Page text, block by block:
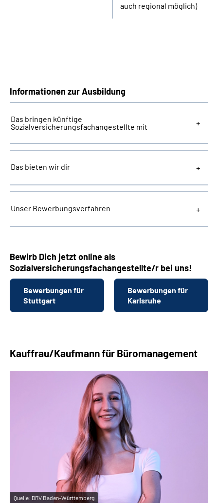
auch regional möglich)
Informationen zur Ausbildung
Das bringen künftige
Sozialversicherungsfachangestellte mit
Das bieten wir dir
Unser Bewerbungsverfahren
Bewirb Dich jetzt online als
Sozialversicherungsfachangestellte/r bei uns!
Bewerbungen für
Stuttgart
Bewerbungen für
Karlsruhe
Kauffrau/Kaufmann für Büromanagement
Quelle: DRV Baden-Württemberg